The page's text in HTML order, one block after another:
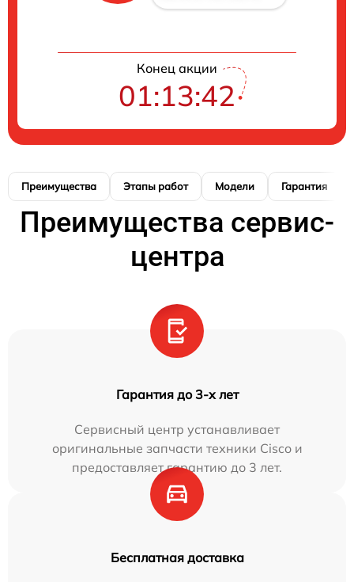
Конец акции
01:13:41
Преимущества Этапы работ Модели Гарантия
Преимущества сервис-
центра
Гарантия до 3-х лет
Сервисный центр устанавливает
оригинальные запчасти техники Cisco и
предоставляет гарантию до 3 лет.
Бесплатная доставка